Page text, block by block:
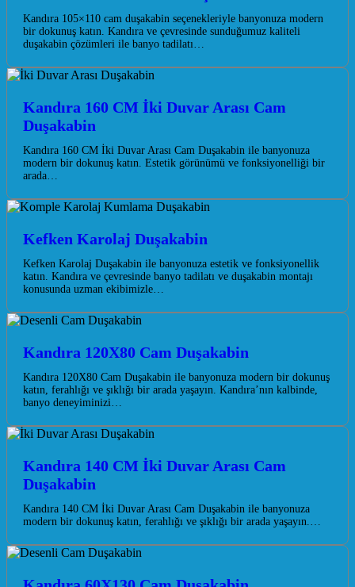
Kandıra 105×110 cam duşakabin seçenekleriyle banyonuza modern
bir dokunuş katın. Kandıra ve çevresinde sunduğumuz kaliteli
duşakabin çözümleri ile banyo tadilatı…
Kandıra 160 CM İki Duvar Arası Cam
Duşakabin
Kandıra 160 CM İki Duvar Arası Cam Duşakabin ile banyonuza
modern bir dokunuş katın. Estetik görünümü ve fonksiyonelliği bir
arada…
Kefken Karolaj Duşakabin
Kefken Karolaj Duşakabin ile banyonuza estetik ve fonksiyonellik
katın. Kandıra ve çevresinde banyo tadilatı ve duşakabin montajı
konusunda uzman ekibimizle…
Kandıra 120X80 Cam Duşakabin
Kandıra 120X80 Cam Duşakabin ile banyonuza modern bir dokunuş
katın, ferahlığı ve şıklığı bir arada yaşayın. Kandıra’nın kalbinde,
banyo deneyiminizi…
Kandıra 140 CM İki Duvar Arası Cam
Duşakabin
Kandıra 140 CM İki Duvar Arası Cam Duşakabin ile banyonuza
modern bir dokunuş katın, ferahlığı ve şıklığı bir arada yaşayın.…